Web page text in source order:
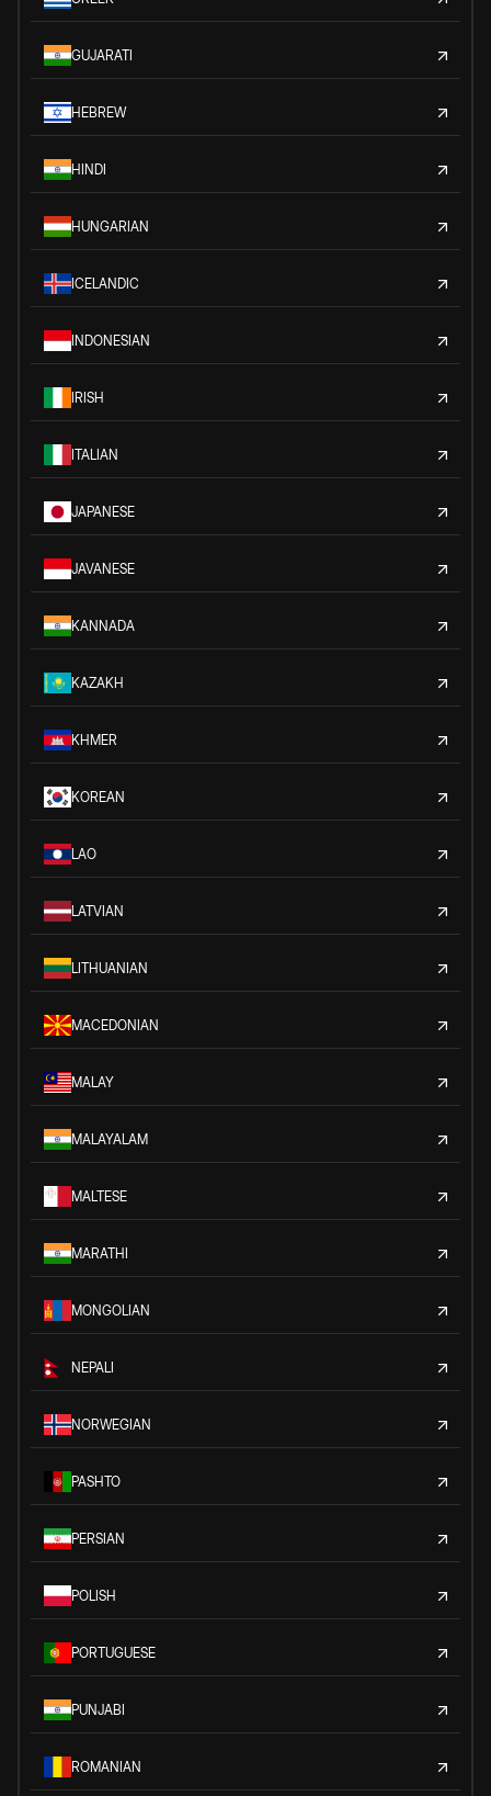
GUJARATI
HEBREW
HINDI
HUNGARIAN
ICELANDIC
INDONESIAN
IRISH
ITALIAN
JAPANESE
JAVANESE
KANNADA
KAZAKH
KHMER
KOREAN
LAO
LATVIAN
LITHUANIAN
MACEDONIAN
MALAY
MALAYALAM
MALTESE
MARATHI
MONGOLIAN
NEPALI
NORWEGIAN
PASHTO
PERSIAN
POLISH
PORTUGUESE
PUNJABI
ROMANIAN